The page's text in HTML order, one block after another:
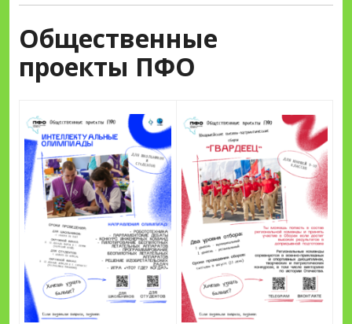
Общественные
проекты ПФО